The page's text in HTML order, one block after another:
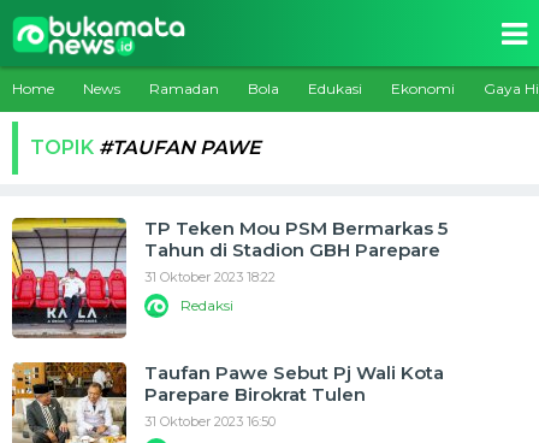
Home News Ramadan Bola Edukasi Ekonomi Gaya
TOPIK #TAUFAN PAWE
TP Teken Mou PSM Bermarkas 5
Tahun di Stadion GBH Parepare
31 Oktober 2023 18:22
Redaksi
Taufan Pawe Sebut Pj Wali Kota
Parepare Birokrat Tulen
31 Oktober 2023 16:50